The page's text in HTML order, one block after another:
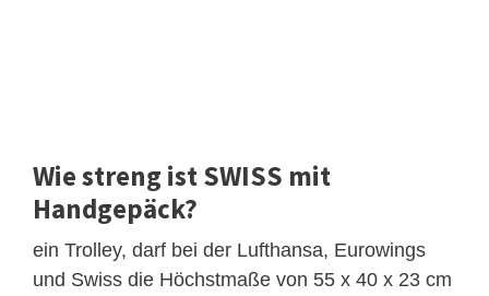
Wie streng ist SWISS mit
Handgepäck?
ein Trolley, darf bei der Lufthansa, Eurowings
und Swiss die Höchstmaße von 55 x 40 x 23 cm